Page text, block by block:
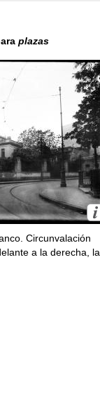
plazas
Circunvalación
a la derecha, la